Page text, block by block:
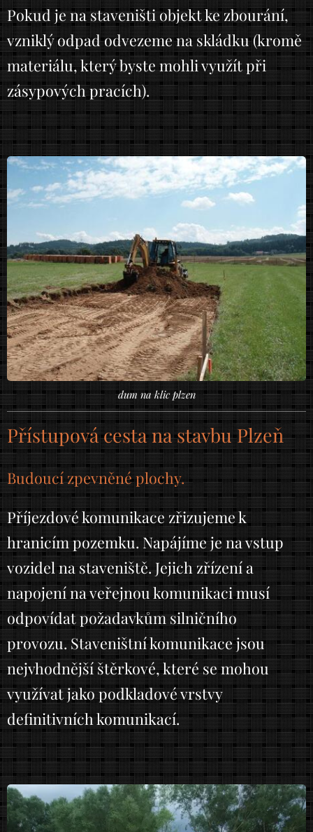
Pokud je na staveništi objekt ke zbourání,
vzniklý odpad odvezeme na skládku (kromě
materiálu, který byste mohli využít při
zásypových pracích).
dum na klic plzen
Přístupová cesta na stavbu Plzeň
Budoucí zpevněné plochy.
Příjezdové komunikace zřizujeme k
hranicím pozemku. Napájíme je na vstup
vozidel na staveniště. Jejich zřízení a
napojení na veřejnou komunikaci musí
odpovídat požadavkům silničního
provozu.Staveništní komunikace jsou
nejvhodnější štěrkové, které se mohou
využívat jako podkladové vrstvy
definitivních komunikací.